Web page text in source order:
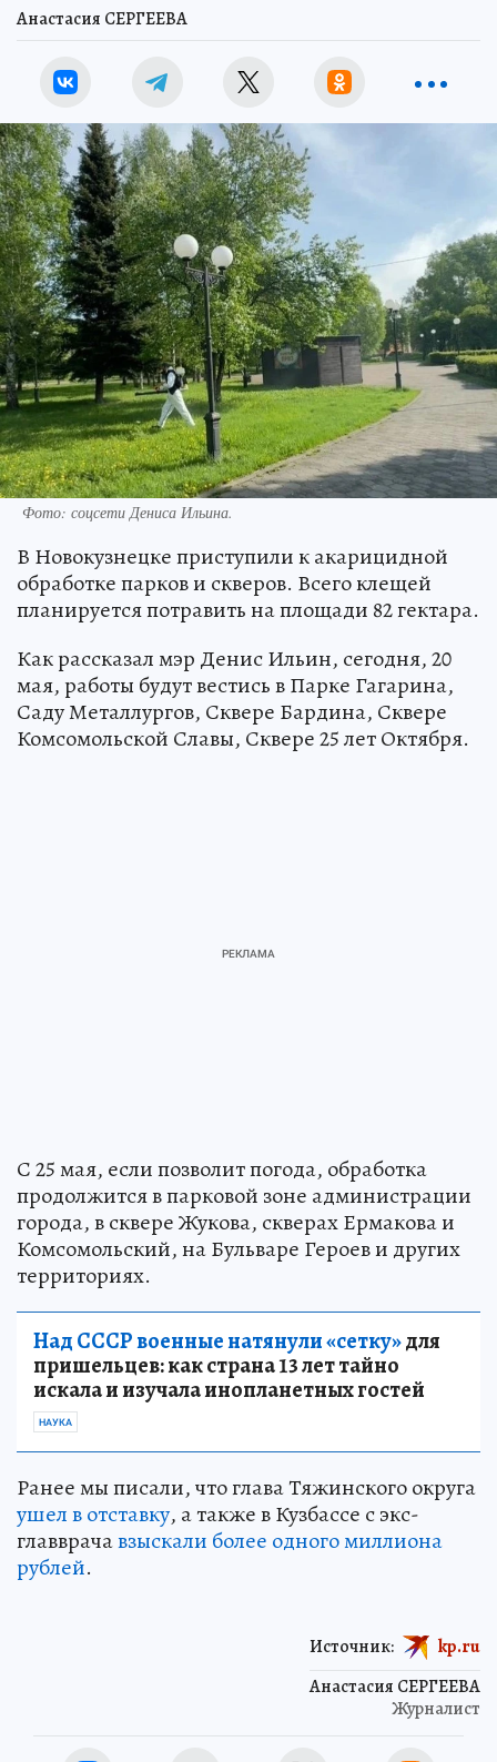
Анастасия СЕРГЕЕВА
Фото: соцсети Дениса Ильина.
В Новокузнецке приступили к акарицидной
обработке парков и скверов. Всего клещей
планируется потравить на площади 82 гектара.
Как рассказал мэр Денис Ильин, сегодня, 20
мая, работы будут вестись в Парке Гагарина,
Саду Металлургов, Сквере Бардина, Сквере
Комсомольской Славы, Сквере 25 лет Октября.
С 25 мая, если позволит погода, обработка
продолжится в парковой зоне администрации
города, в сквере Жукова, скверах Ермакова и
Комсомольский, на Бульваре Героев и других
территориях.
Над СССР военные натянули «сетку»для
пришельцев: как страна 13 лет тайно
искала и изучала инопланетных гостей
НАУКА
Ранее мы писали, что глава Тяжинского округа
ушел в отставку, а также в Кузбассе с экс-
главврачавзыскали более одного миллиона
рублей.
Анастасия СЕРГЕЕВА
Журналист
Источник: kp.ru